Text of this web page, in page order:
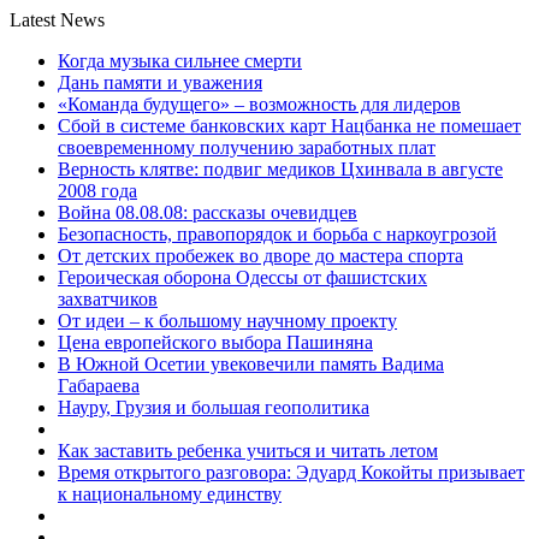
Latest News
Когда музыка сильнее смерти
Дань памяти и уважения
«Команда будущего» – возможность для лидеров
Сбой в системе банковских карт Нацбанка не помешает
своевременному получению заработных плат
Верность клятве: подвиг медиков Цхинвала в августе
2008 года
Война 08.08.08: рассказы очевидцев
Безопасность, правопорядок и борьба с наркоугрозой
От детских пробежек во дворе до мастера спорта
Героическая оборона Одессы от фашистских
захватчиков
От идеи – к большому научному проекту
Цена европейского выбора Пашиняна
В Южной Осетии увековечили память Вадима
Габараева
Науру, Грузия и большая геополитика
Как заставить ребенка учиться и читать летом
Время открытого разговора: Эдуард Кокойты призывает
к национальному единству